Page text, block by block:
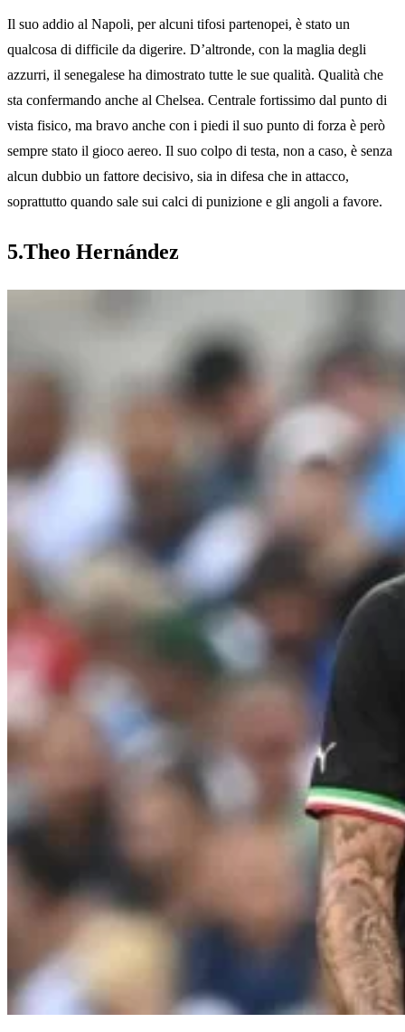
Il suo addio al Napoli, per alcuni tifosi partenopei, è stato un
qualcosa di difficile da digerire. D’altronde, con la maglia degli
azzurri, il senegalese ha dimostrato tutte le sue qualità. Qualità che
sta confermando anche al Chelsea. Centrale fortissimo dal punto di
vista fisico, ma bravo anche con i piedi il suo punto di forza è però
sempre stato il gioco aereo. Il suo colpo di testa, non a caso, è senza
alcun dubbio un fattore decisivo, sia in difesa che in attacco,
soprattutto quando sale sui calci di punizione e gli angoli a favore.
5.Theo Hernández